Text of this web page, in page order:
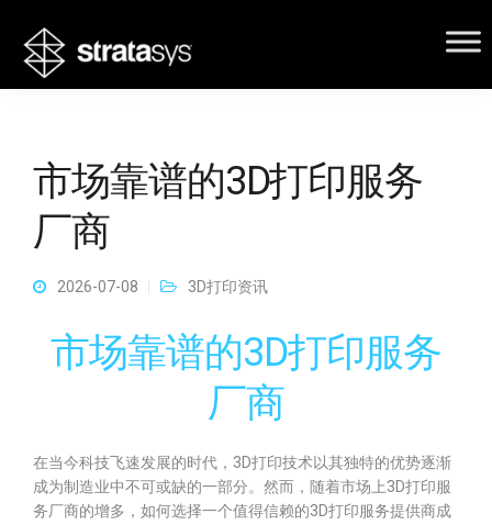
市场靠谱的3D打印服务
厂商
2026-07-08 3D打印资讯
市场靠谱的3D打印服务
厂商
在当今科技飞速发展的时代，3D打印技术以其独特的优势逐渐
成为制造业中不可或缺的一部分。然而，随着市场上3D打印服
务厂商的增多，如何选择一个值得信赖的3D打印服务提供商成